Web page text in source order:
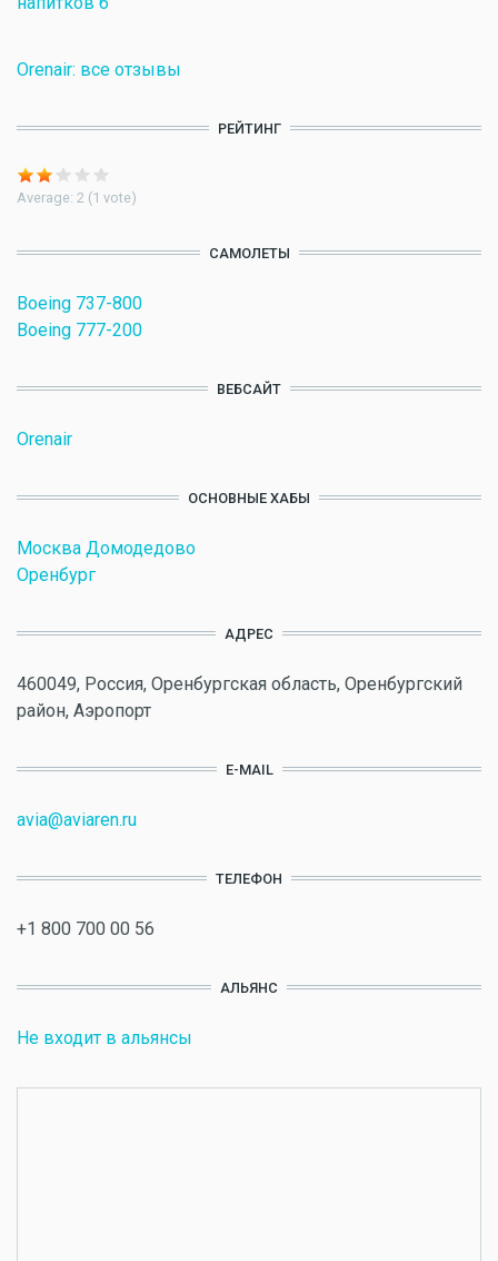
Orenair: все отзывы
РЕЙТИНГ
Average: 2 (1 vote)
САМОЛЕТЫ
Boeing 737-800
Boeing 777-200
ВЕБСАЙТ
Orenair
ОСНОВНЫЕ ХАБЫ
Москва Домодедово
Оренбург
АДРЕС
460049, Россия, Оренбургская область, Оренбургский
район, Аэропорт
E-MAIL
avia@aviaren.ru
ТЕЛЕФОН
+1 800 700 00 56
АЛЬЯНС
Не входит в альянсы